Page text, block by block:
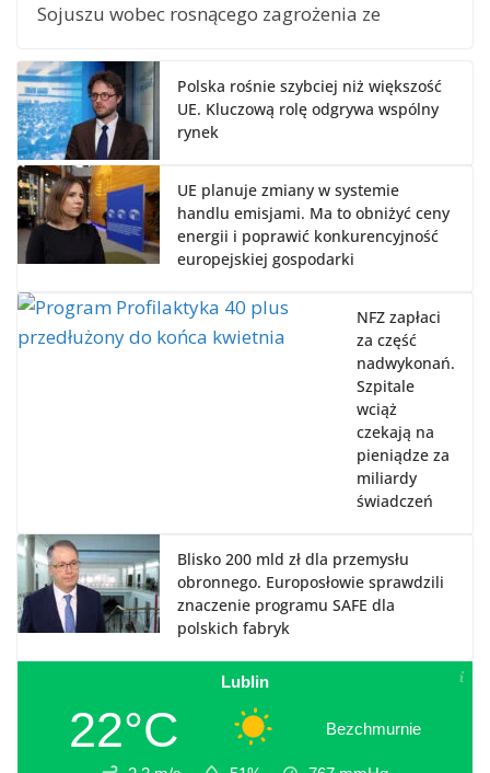
Sojuszu wobec rosnącego zagrożenia ze
Polska rośnie szybciej niż większość
UE. Kluczową rolę odgrywa wspólny
rynek
UE planuje zmiany w systemie
handlu emisjami. Ma to obniżyć ceny
energii i poprawić konkurencyjność
europejskiej gospodarki
NFZ zapłaci
za część
nadwykonań.
Szpitale
wciąż
czekają na
pieniądze za
miliardy
świadczeń
Blisko 200 mld zł dla przemysłu
obronnego. Europosłowie sprawdzili
znaczenie programu SAFE dla
polskich fabryk
Lublin
22°C Bezchmurnie